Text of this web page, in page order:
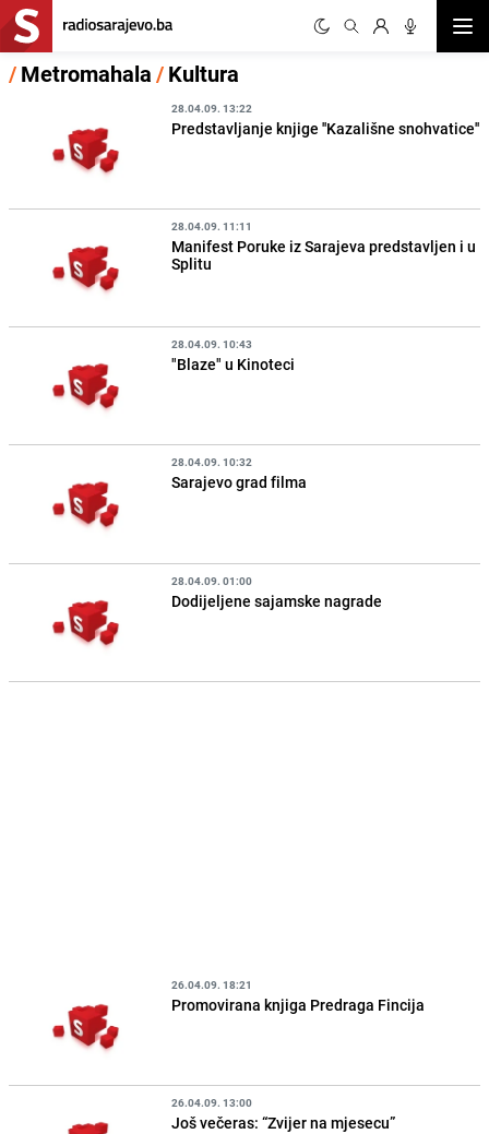
/Metromahala/Kultura
28.04.09. 13:22
Predstavljanje knjige ''Kazališne snohvatice''
28.04.09. 11:11
Manifest Poruke iz Sarajeva predstavljen i u
Splitu
28.04.09. 10:43
"Blaze" u Kinoteci
28.04.09. 10:32
Sarajevo grad filma
28.04.09. 01:00
Dodijeljene sajamske nagrade
26.04.09. 18:21
Promovirana knjiga Predraga Fincija
26.04.09. 13:00
Još večeras: “Zvijer na mjesecu”